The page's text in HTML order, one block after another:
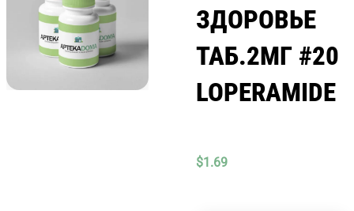
ЗДОРОВЬЕ
ТАБ.2МГ #20
LOPERAMIDE
$1.69